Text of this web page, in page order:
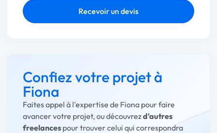
Recevoir un devis
Confiez votre projet à
Fiona
Faites appel à l'expertise de Fiona pour faire
avancer votre projet, ou découvrezd'autres
freelances pour trouver celui qui correspondra